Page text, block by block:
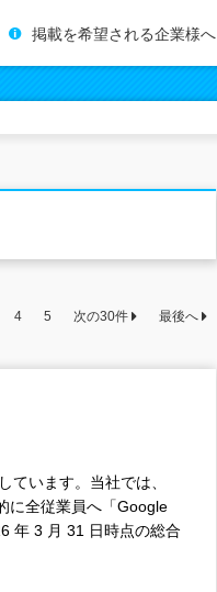
掲載を希望される企業様へ
4 5 次の30件 最後へ
ています。当社では、
に全従業員へ「Google
年 3 月 31 日時点の総合